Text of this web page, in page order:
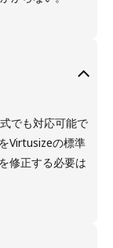
でも対応可能で
Virtusizeの標準
修正する必要は